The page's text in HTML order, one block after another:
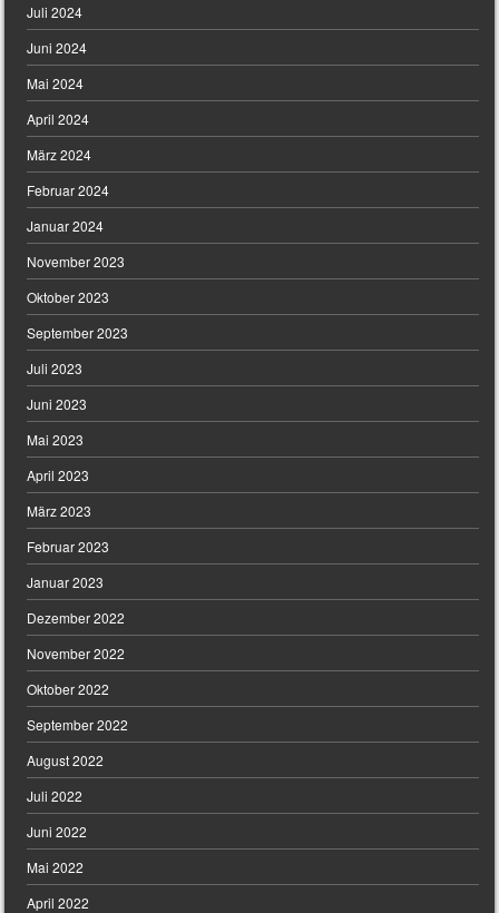
Juli 2024
Juni 2024
Mai 2024
April 2024
März 2024
Februar 2024
Januar 2024
November 2023
Oktober 2023
September 2023
Juli 2023
Juni 2023
Mai 2023
April 2023
März 2023
Februar 2023
Januar 2023
Dezember 2022
November 2022
Oktober 2022
September 2022
August 2022
Juli 2022
Juni 2022
Mai 2022
April 2022